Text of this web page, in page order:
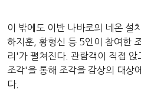
이 밖에도 이반 나바로의 네온 설
하지훈, 황형신 등 5인이 참여한
리'가 펼쳐진다. 관람객이 직접
조각'을 통해 조각을 감상의 대상
다.